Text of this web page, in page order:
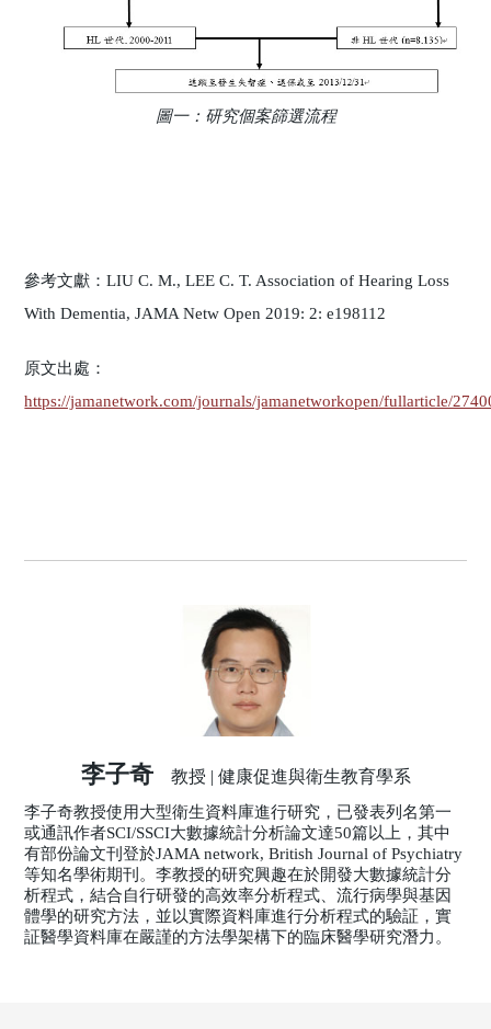
圖一：研究個案篩選流程
參考文獻：LIU C. M., LEE C. T. Association of Hearing Loss
With Dementia, JAMA Netw Open 2019: 2: e198112
原文出處：
https://jamanetwork.com/journals/jamanetworkopen/fullarticle/
李子奇 教授 | 健康促進與衛生教育學系
李子奇教授使用大型衛生資料庫進行研究，已發表列名第一
或通訊作者SCI/SSCI大數據統計分析論文達50篇以上，其中
有部份論文刊登於JAMA network, British Journal of Psychiatry
等知名學術期刊。李教授的研究興趣在於開發大數據統計分
析程式，結合自行研發的高效率分析程式、流行病學與基因
體學的研究方法，並以實際資料庫進行分析程式的驗証，實
証醫學資料庫在嚴謹的方法學架構下的臨床醫學研究潛力。